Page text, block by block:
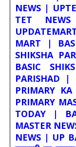
NEWS |
TET
MART |
SHIKSHA
BASIC
PARISHAD |
PRIMARY
PRIMARY
TODAY |
MASTER
NEWS | UP